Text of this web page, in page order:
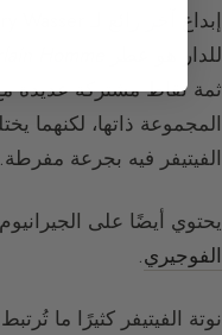
للدار هو عطر
ثمة نقاط مشتركة عديدة
المجموعة ذاتها، لكنهما
الفيتيفر فيه بجرعة مفرطة.
يحتوي أيضًا على
الفوجيري.
نوتة الفيتيفر كثيرًا ما